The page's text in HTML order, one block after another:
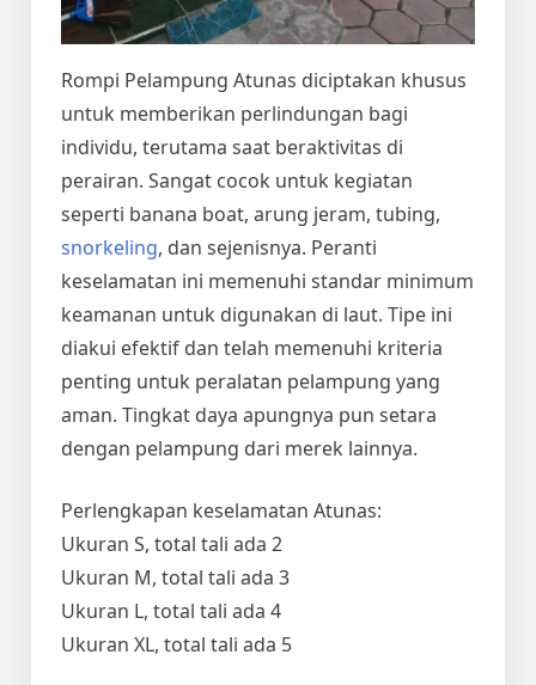
Rompi Pelampung Atunas diciptakan khusus
untuk memberikan perlindungan bagi
individu, terutama saat beraktivitas di
perairan. Sangat cocok untuk kegiatan
seperti banana boat, arung jeram, tubing,
snorkeling, dan sejenisnya. Peranti
keselamatan ini memenuhi standar minimum
keamanan untuk digunakan di laut. Tipe ini
diakui efektif dan telah memenuhi kriteria
penting untuk peralatan pelampung yang
aman. Tingkat daya apungnya pun setara
dengan pelampung dari merek lainnya.
Perlengkapan keselamatan Atunas:
Ukuran S, total tali ada 2
Ukuran M, total tali ada 3
Ukuran L, total tali ada 4
Ukuran XL, total tali ada 5